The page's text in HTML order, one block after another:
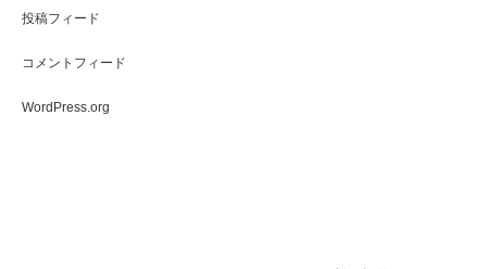
投稿フィード
コメントフィード
WordPress.org